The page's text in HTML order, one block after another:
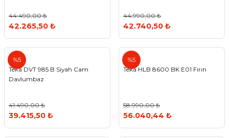
44.490,00 ₺
42.265,50 ₺
44.990,00 ₺
42.740,50 ₺
%5
Teka
Teka DVT 985 B Siyah Cam
Davlumbaz
41.490,00 ₺
39.415,50 ₺
%5
Teka
Teka HLB 8600 BK E01 Fırın
58.990,00 ₺
56.040,44 ₺